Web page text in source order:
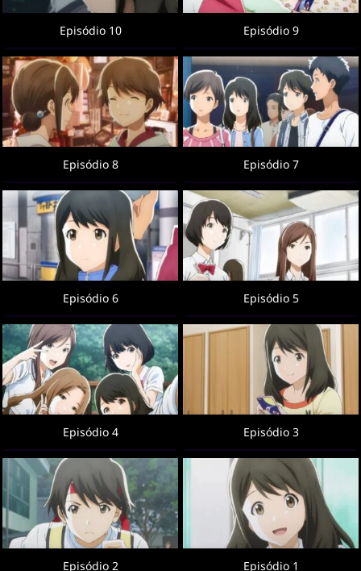
Episódio 10 Episódio 9
Episódio 8 Episódio 7
Episódio 6 Episódio 5
Episódio 4 Episódio 3
Episódio 2 Episódio 1